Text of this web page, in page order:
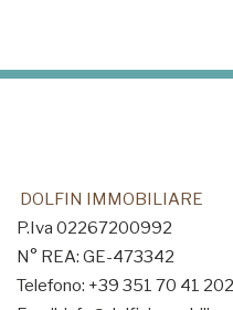
DOLFIN IMMOBILIARE
P.Iva 02267200992
N° REA: GE-473342
Telefono: +39 351 70 41 202